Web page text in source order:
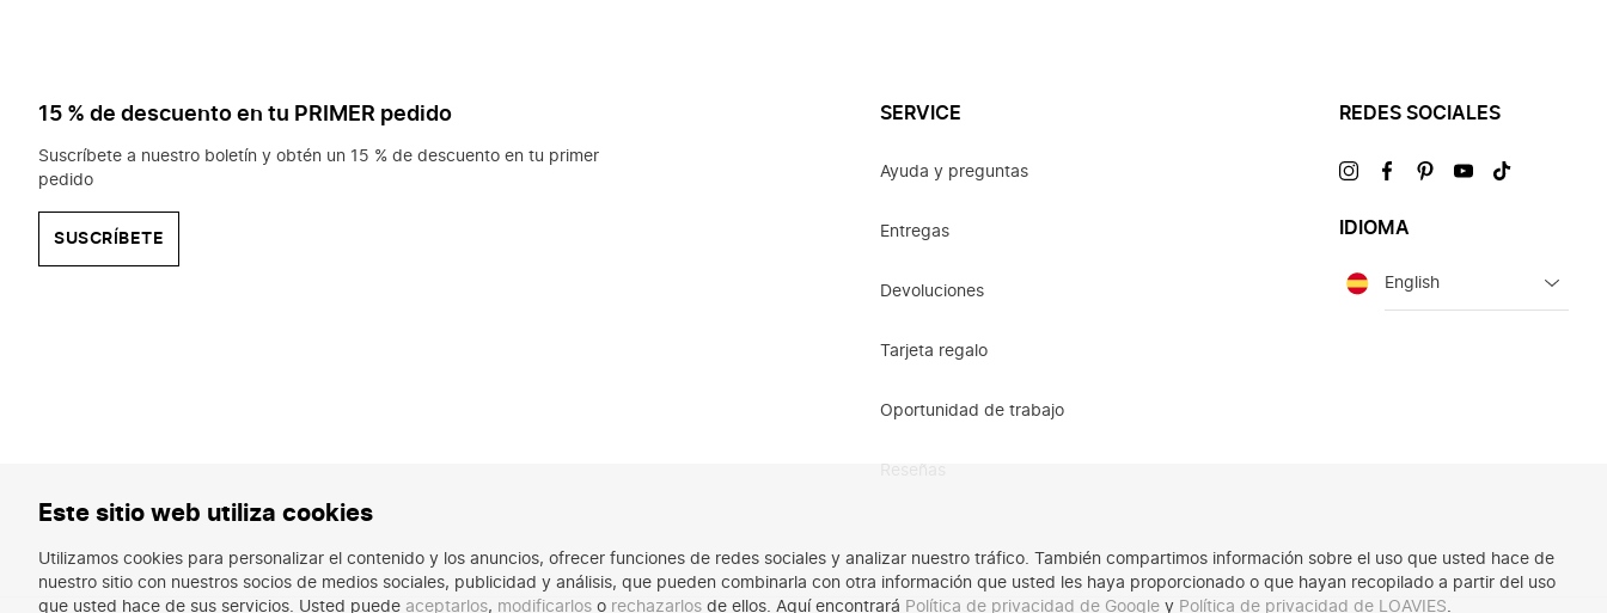
Este sitio web utiliza cookies
Utilizamos cookies para personalizar el contenido y los anuncios, ofrecer funciones de redes sociales y analizar nuestro tráfico. También compartimos información sobre el uso que usted hace de
nuestro sitio con nuestros socios de medios sociales, publicidad y análisis, que pueden combinarla con otra información que usted les haya proporcionado o que hayan recopilado a partir del uso
que usted hace de sus servicios. Usted puede aceptarlos, modificarlos o rechazarlos de ellos. Aquí encontrará Política de privacidad de Google y Política de privacidad de LOAVIES.
15 % de descuento en tu PRIMER pedido
Suscríbete a nuestro boletín y obtén un 15 % de descuento en tu primer
pedido
SUSCRÍBETE
SERVICE
Ayuda y preguntas
Entregas
Devoluciones
Tarjeta regalo
Oportunidad de trabajo
REDES SOCIALES
VisítanosVisítanosVisítanosVisítanosVisítanos
IDIOMA
Idioma